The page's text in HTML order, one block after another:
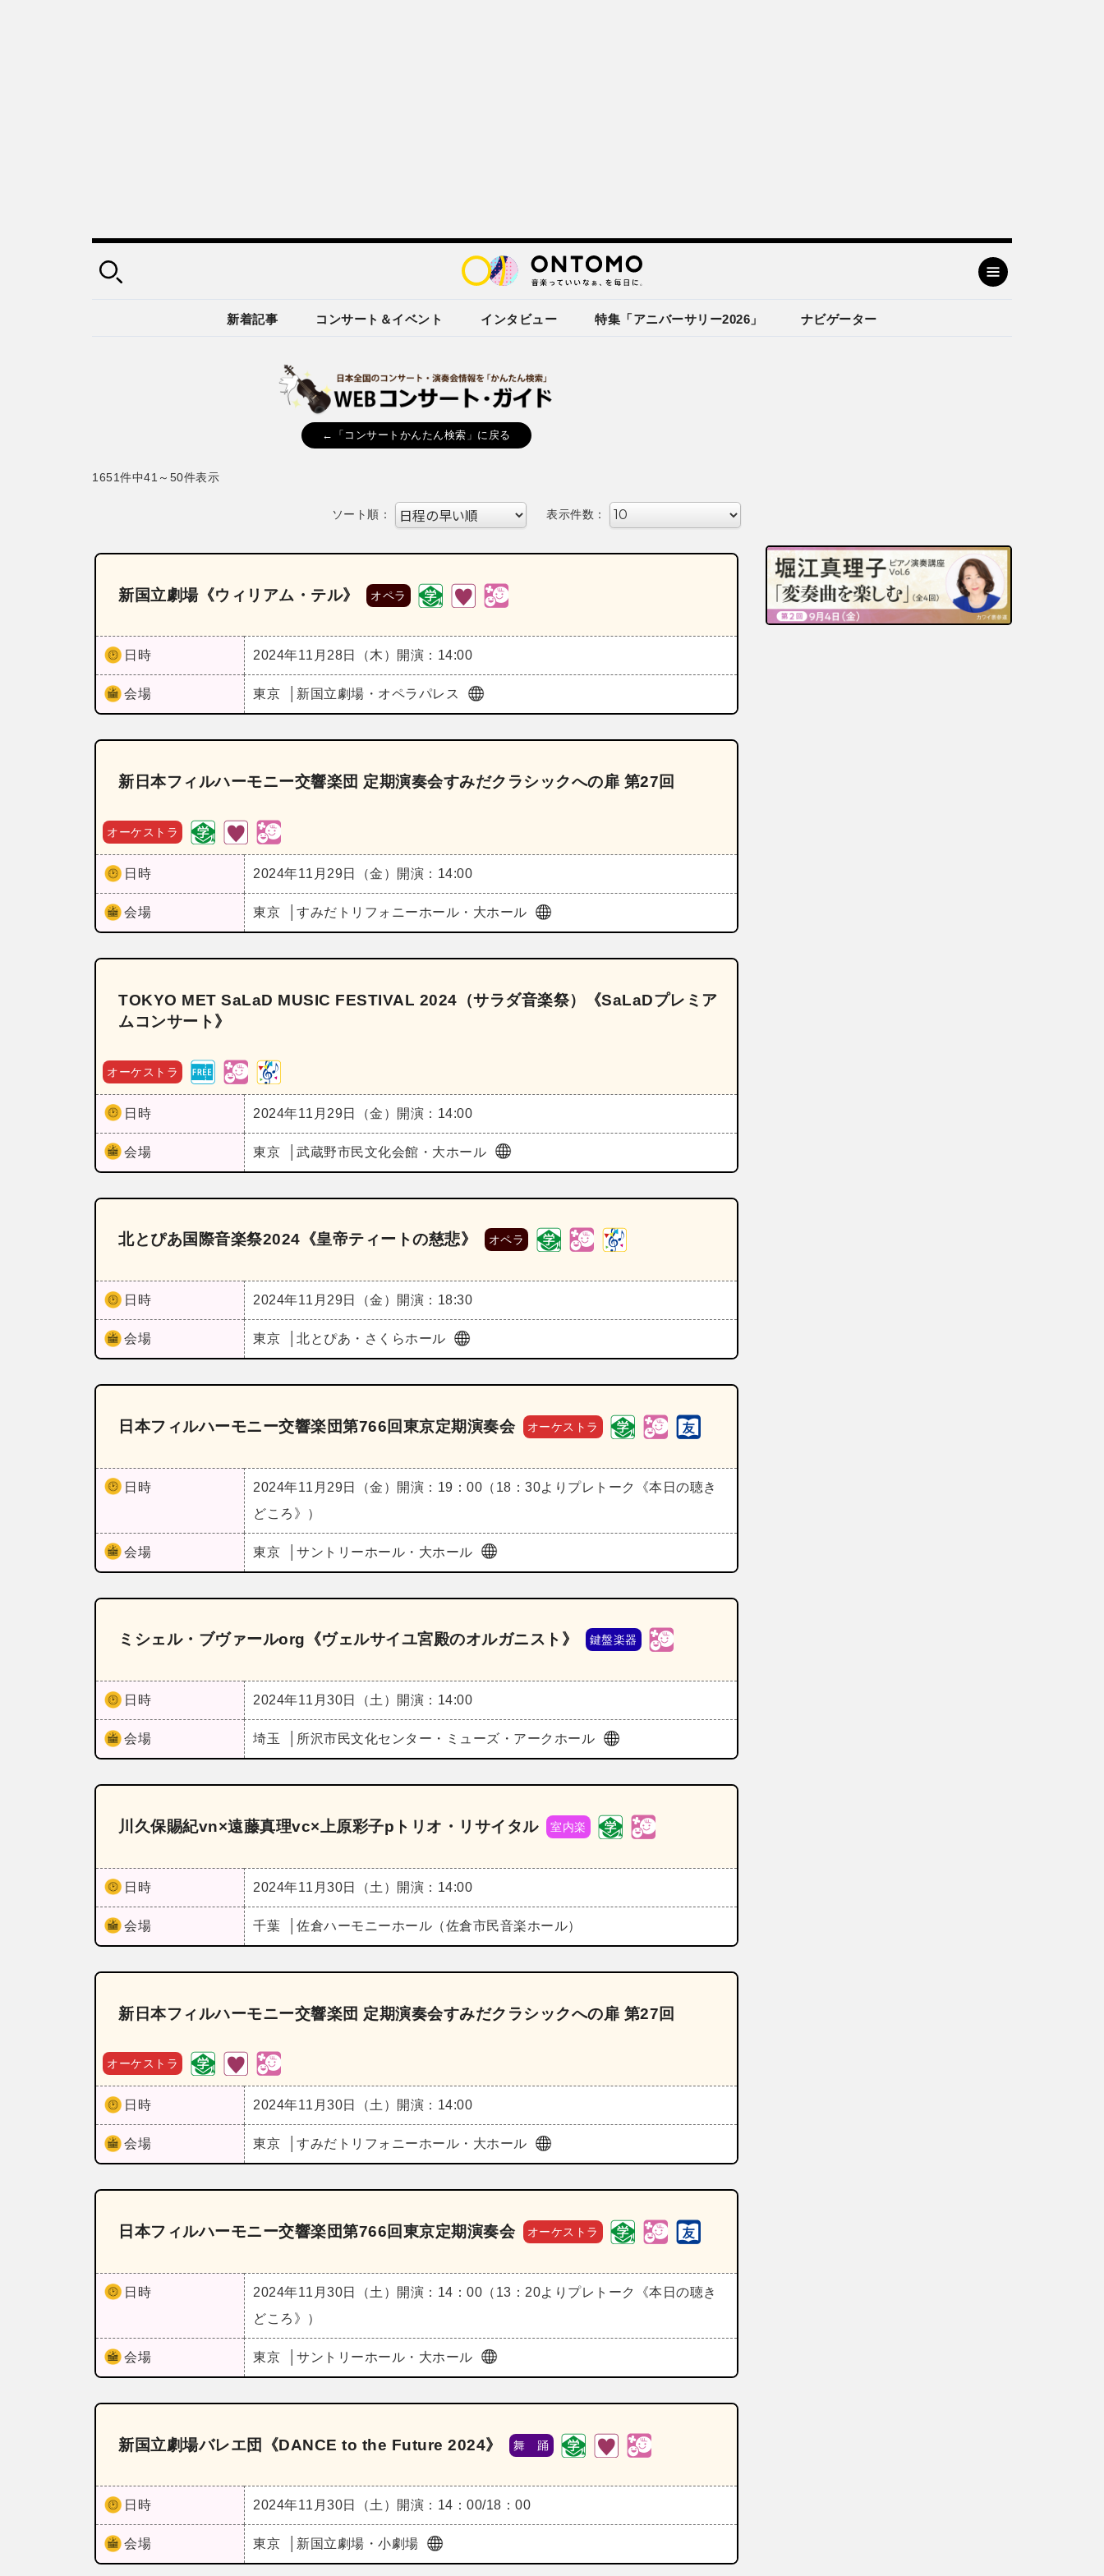
新着記事 コンサート＆イベント インタビュー 特集「アニバーサリー2026」 ナビゲーター
←「コンサートかんたん検索」に戻る
1651件中41～50件表示
ソート順： 表示件数：
新国立劇場《ウィリアム・テル》 オペラ
日時 2024年11月28日（木） 開演：14:00
会場 東京 新国立劇場・オペラパレス
新日本フィルハーモニー交響楽団 定期演奏会すみだクラシックへの扉 第27回
オーケストラ
日時 2024年11月29日（金） 開演：14:00
会場 東京 すみだトリフォニーホール・大ホール
TOKYO MET SaLaD MUSIC FESTIVAL 2024（サラダ音楽祭）《SaLaDプレミア
ムコンサート》
オーケストラ
日時 2024年11月29日（金） 開演：14:00
会場 東京 武蔵野市民文化会館・大ホール
北とぴあ国際音楽祭2024《皇帝ティートの慈悲》 オペラ
日時 2024年11月29日（金） 開演：18:30
会場 東京 北とぴあ・さくらホール
日本フィルハーモニー交響楽団第766回東京定期演奏会 オーケストラ
日時 2024年11月29日（金）
開演：19：00（18：30よりプレトーク《本日の聴き
どころ》）
会場 東京 サントリーホール・大ホール
ミシェル・ブヴァールorg《ヴェルサイユ宮殿のオルガニスト》 鍵盤楽器
日時 2024年11月30日（土） 開演：14:00
会場 埼玉 所沢市民文化センター・ミューズ・アークホール
川久保賜紀vn×遠藤真理vc×上原彩子pトリオ・リサイタル 室内楽
日時 2024年11月30日（土） 開演：14:00
会場 千葉 佐倉ハーモニーホール（佐倉市民音楽ホール）
新日本フィルハーモニー交響楽団 定期演奏会すみだクラシックへの扉 第27回
オーケストラ
日時 2024年11月30日（土） 開演：14:00
会場 東京 すみだトリフォニーホール・大ホール
日本フィルハーモニー交響楽団第766回東京定期演奏会 オーケストラ
日時 2024年11月30日（土）
開演：14：00（13：20よりプレトーク《本日の聴き
どころ》）
会場 東京 サントリーホール・大ホール
新国立劇場バレエ団《DANCE to the Future 2024》 舞 踊
日時 2024年11月30日（土） 開演：14：00/18：00
会場 東京 新国立劇場・小劇場